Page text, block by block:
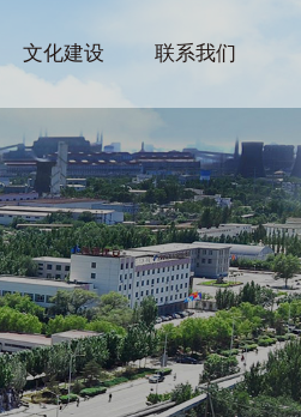
文化建设 联系我们